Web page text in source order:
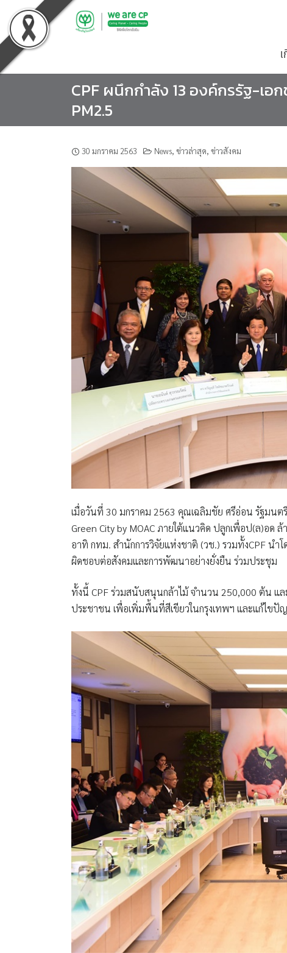
to
content
CPF ผนึกกำลัง 13 องค์กรรัฐ-เ
PM2.5
30 มกราคม 2563 News, ข่าวล่าสุด, ข่าวสังคม
เมื่อวันที่ 30 มกราคม 2563 คุณเฉลิมชัย ศรีอ่อน รัฐมนต
Green City by MOAC ภายใต้แนวคิด ปลูกเพื่อป(ล)อด
อาทิ กทม. สำนักการวิจัยแห่งชาติ (วช.) รวมทั้งCPF นำโ
ผิดชอบต่อสังคมและการพัฒนาอย่างยั่งยืน ร่วมประชุม
ทั้งนี้ CPF ร่วมสนับสนุนกล้าไม้ จำนวน 250,000 ต้น แ
ประชาชน เพื่อเพิ่มพื้นที่สีเขียวในกรุงเทพฯ และแก้ไขปั